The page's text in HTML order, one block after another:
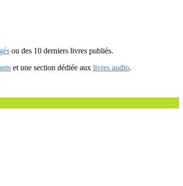
ou des 10 derniers livres publiés.
et une section dédiée aux livres audio.